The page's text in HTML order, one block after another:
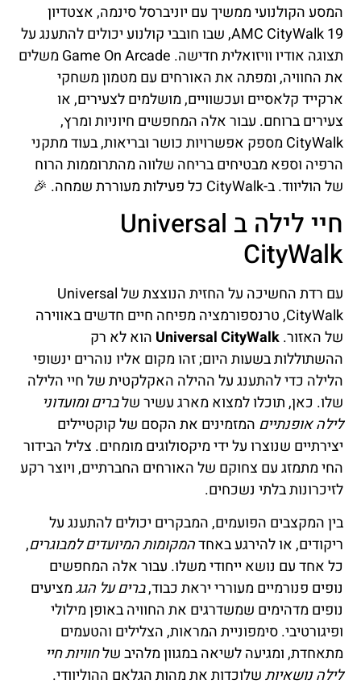
המסע הקולנועי ממשיך עם יוניברסל סינמה, אצטדיון
AMC CityWalk 19, שבו חובבי קולנוע יכולים להתענג על
תצוגה אודיו וויזואלית חדישה. Game On Arcade משלים
את החוויה, ומפתה את האורחים עם מטמון משחקי
ארקייד קלאסיים ועכשוויים, מושלמים לצעירים, או
צעירים ברוחם. עבור אלה המחפשים חיוניות ומרץ,
CityWalk מספק אפשרויות כושר ובריאות, בעוד מתקני
הרפיה וספא מבטיחים בריחה שלווה מהתרוממות הרוח
של הוליווד. ב-CityWalk כל פעילות מעוררת שמחה. 🎉
חיי לילה ב Universal
CityWalk
עם רדת החשיכה על החזית הנוצצת של Universal
CityWalk, טרנספורמציה מפיחה חיים חדשים באווירה
של האזור.Universal CityWalk הוא לא רק
ההשתוללות בשעות היום; זהו מקום אליו נוהרים ינשופי
הלילה כדי להתענג על ההילה האקלקטית של חיי הלילה
שלו. כאן, תוכלו למצוא מארג עשיר שלברים ומועדוני
לילה אופנתיים המזמינים את הקסם של קוקטיילים
יצירתיים שנוצרו על ידי מיקסולוגים מומחים. צליל הבידור
החי מתמזג עם צחוקם של האורחים החברתיים, ויוצר רקע
לזיכרונות בלתי נשכחים.
בין המקצבים הפועמים, המבקרים יכולים להתענג על
ריקודים, או להירגע באחדהמקומות המיועדים למבוגרים,
כל אחד עם נושא ייחודי משלו. עבור אלה המחפשים
נופים פנורמיים מעוררי יראת כבוד,ברים על הגגמציעים
נופים מדהימים שמשדרגים את החוויה באופן מילולי
ופיגורטיבי. סימפוניית המראות, הצלילים והטעמים
מתאחדת, ומגיעה לשיאה במגוון מלהיב שלחוויות חיי
לילה נושאיותשלוכדות את מהות הגלאם ההוליוודי.